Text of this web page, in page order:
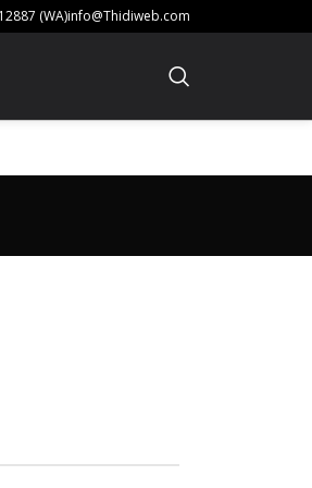
(WA)info@Thidiweb.com